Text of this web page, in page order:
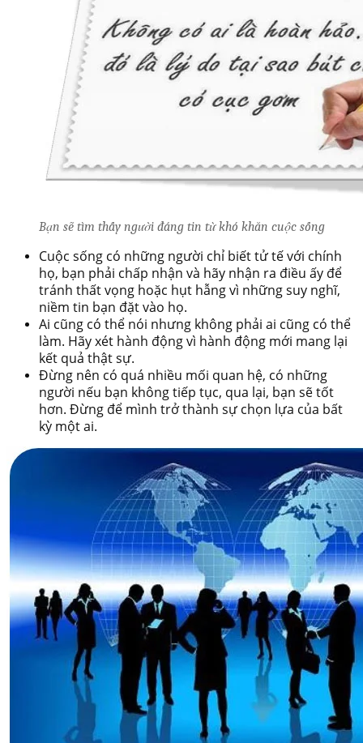
Bạn sẽ tìm thấy người đáng tin từ khó khăn cuộc sống
Cuộc sống có những người chỉ biết tử tế với chính
họ, bạn phải chấp nhận và hãy nhận ra điều ấy để
tránh thất vọng hoặc hụt hẫng vì những suy nghĩ,
niềm tin bạn đặt vào họ.
Ai cũng có thể nói nhưng không phải ai cũng có thể
làm. Hãy xét hành động vì hành động mới mang lại
kết quả thật sự.
Đừng nên có quá nhiều mối quan hệ, có những
người nếu bạn không tiếp tục, qua lại, bạn sẽ tốt
hơn. Đừng để mình trở thành sự chọn lựa của bất
kỳ một ai.